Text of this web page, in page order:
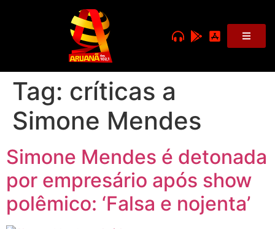
Tag: críticas a
Simone Mendes
Simone Mendes é detonada
por empresário após show
polêmico: ‘Falsa e nojenta’